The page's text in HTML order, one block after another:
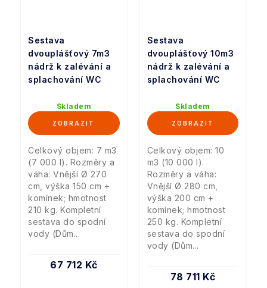
Sestava
dvouplášťový 7m3
nádrž k zalévání a
splachování WC
Skladem
67 712 Kč
Celkový objem: 7 m3
(7 000 l). Rozměry a
váha: Vnější Ø 270
cm, výška 150 cm +
komínek; hmotnost
210 kg. Kompletní
sestava do spodní
vody (Dům...
Sestava
dvouplášťový 10m3
nádrž k zalévání a
splachování WC
Skladem
78 711 Kč
Celkový objem: 10
m3 (10 000 l).
Rozměry a váha:
Vnější Ø 280 cm,
výška 200 cm +
komínek; hmotnost
250 kg. Kompletní
sestava do spodní
vody (Dům...